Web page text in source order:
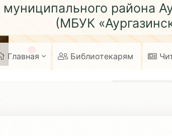
муниципального района
(МБУК
Главная Библиотекарям